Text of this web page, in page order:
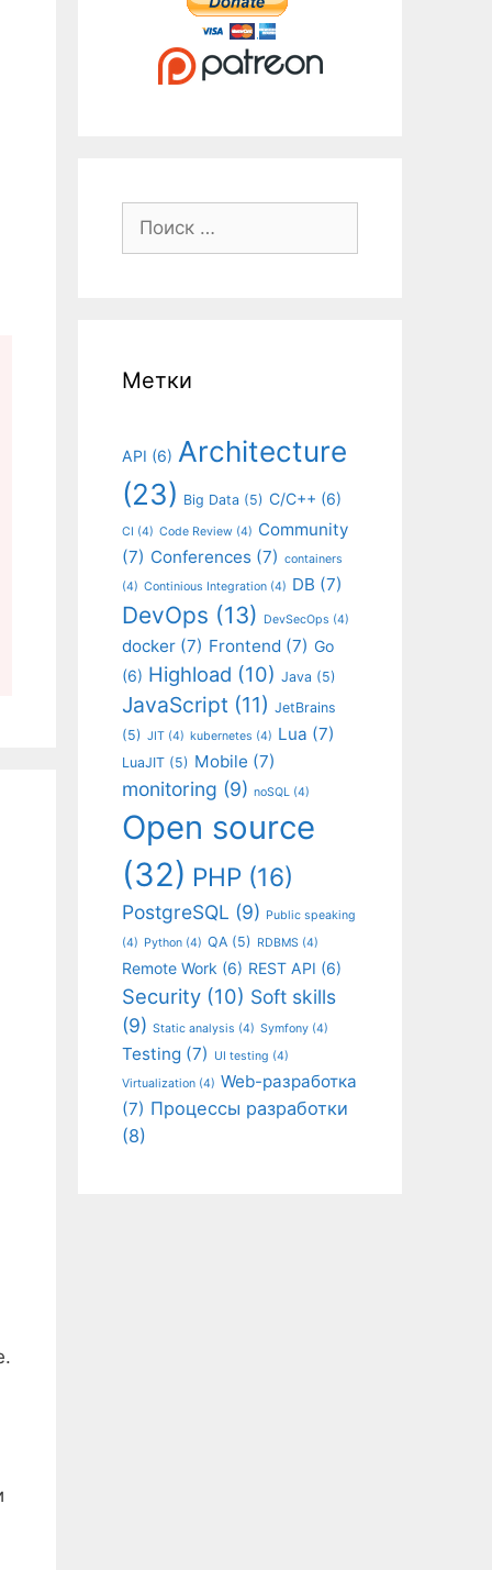
Поиск:
Метки
API (6) Architecture
(23) Big Data (5) C/C++ (6)
CI (4) Code Review (4) Community
(7) Conferences (7) containers
(4) Continious Integration (4) DB (7)
DevOps (13) DevSecOps (4)
docker (7) Frontend (7) Go
(6) Highload (10) Java (5)
JavaScript (11) JetBrains
(5) JIT (4) kubernetes (4) Lua (7)
LuaJIT (5) Mobile (7)
monitoring (9) noSQL (4)
Open source
(32) PHP (16)
PostgreSQL (9) Public speaking
(4) Python (4) QA (5) RDBMS (4)
Remote Work (6) REST API (6)
Security (10) Soft skills
(9) Static analysis (4) Symfony (4)
Testing (7) UI testing (4)
Virtualization (4) Web-разработка
(7) Процессы разработки
(8)